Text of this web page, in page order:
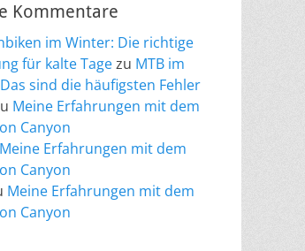
Kommentare
im Winter: Die richtige
für kalte Tagezu MTB im
sind die häufigsten Fehler
Meine Erfahrungen mit dem
Canyon
Meine Erfahrungen mit dem
Canyon
Meine Erfahrungen mit dem
Canyon